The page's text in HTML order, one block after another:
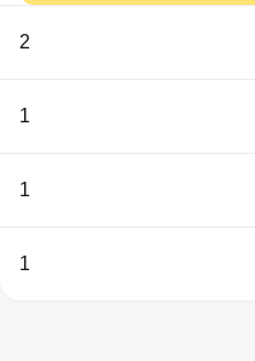
2
1
1
1